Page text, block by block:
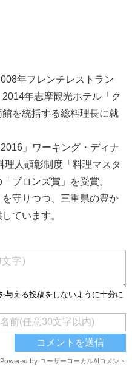
年フレンチレストラン
年志摩観光ホテル「ク
を統括する総料理長に就
」ワーキング・ディナ
理人顕彰制度「料理マスタ
ブロンズ賞」を受賞。
守りつつ、三重県の豊か
ています。